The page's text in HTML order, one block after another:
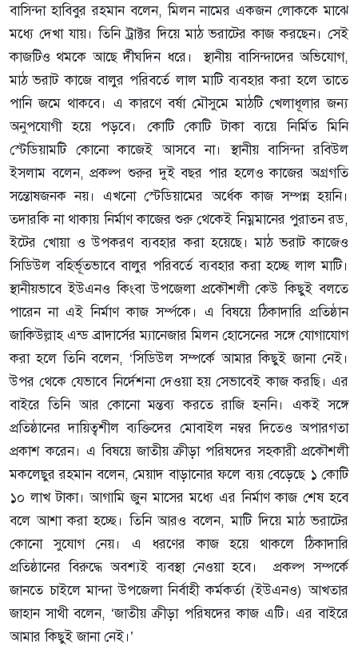
বাসিন্দা হাবিবুর রহমান বলেন, মিলন নামের একজন লোককে মাঝে
মধ্যে দেখা যায়। তিনি ট্রাক্টর দিয়ে মাঠ ভরাটের কাজ করছেন। সেই
কাজটিও থমকে আছে র্দীঘদিন ধরে। স্থানীয় বাসিন্দাদের অভিযোগ,
মাঠ ভরাট কাজে বালুর পরিবর্তে লাল মাটি ব্যবহার করা হলে তাতে
পানি জমে থাকবে। এ কারণে বর্ষা মৌসুমে মাঠটি খেলাধূলার জন্য
অনুপযোগী হয়ে পড়বে। কোটি কোটি টাকা ব্যয়ে নির্মিত মিনি
স্টেডিয়ামটি কোনো কাজেই আসবে না। স্থানীয় বাসিন্দা রবিউল
ইসলাম বলেন, প্রকল্প শুরুর দুই বছর পার হলেও কাজের অগ্রগতি
সন্তোষজনক নয়। এখনো স্টেডিয়ামের অর্ধেক কাজ সম্পন্ন হয়নি।
তদারকি না থাকায় নির্মাণ কাজের শুরু থেকেই নিম্নমানের পুরাতন রড,
ইটের খোয়া ও উপকরণ ব্যবহার করা হয়েছে। মাঠ ভরাট কাজেও
সিডিউল বহির্ভূতভাবে বালুর পরিবর্তে ব্যবহার করা হচ্ছে লাল মাটি।
স্থানীয়ভাবে ইউএনও কিংবা উপজেলা প্রকৌশলী কেউ কিছুই বলতে
পারেন না এই নির্মাণ কাজ সর্ম্পকে। এ বিষয়ে ঠিকাদারি প্রতিষ্ঠান
জাকিউল্লাহ এন্ড ব্রাদার্সের ম্যানেজার মিলন হোসেনের সঙ্গে যোগাযোগ
করা হলে তিনি বলেন, ‘সিডিউল সম্পর্কে আমার কিছুই জানা নেই।
উপর থেকে যেভাবে নির্দেশনা দেওয়া হয় সেভাবেই কাজ করছি। এর
বাইরে তিনি আর কোনো মন্তব্য করতে রাজি হননি। একই সঙ্গে
প্রতিষ্ঠানের দায়িত্বশীল ব্যক্তিদের মোবাইল নম্বর দিতেও অপারগতা
প্রকাশ করেন। এ বিষয়ে জাতীয় ক্রীড়া পরিষদের সহকারী প্রকৌশলী
মকলেছুর রহমান বলেন, মেয়াদ বাড়ানোর ফলে ব্যয় বেড়েছে ১ কোটি
১০ লাখ টাকা। আগামি জুন মাসের মধ্যে এর নির্মাণ কাজ শেষ হবে
বলে আশা করা হচ্ছে। তিনি আরও বলেন, মাটি দিয়ে মাঠ ভরাটের
কোনো সুযোগ নেয়। এ ধরণের কাজ হয়ে থাকলে ঠিকাদারি
প্রতিষ্ঠানের বিরুদ্ধে অবশ্যই ব্যবস্থা নেওয়া হবে। প্রকল্প সম্পর্কে
জানতে চাইলে মান্দা উপজেলা নির্বাহী কর্মকর্তা (ইউএনও) আখতার
জাহান সাথী বলেন, ‘জাতীয় ক্রীড়া পরিষদের কাজ এটি। এর বাইরে
আমার কিছুই জানা নেই।’